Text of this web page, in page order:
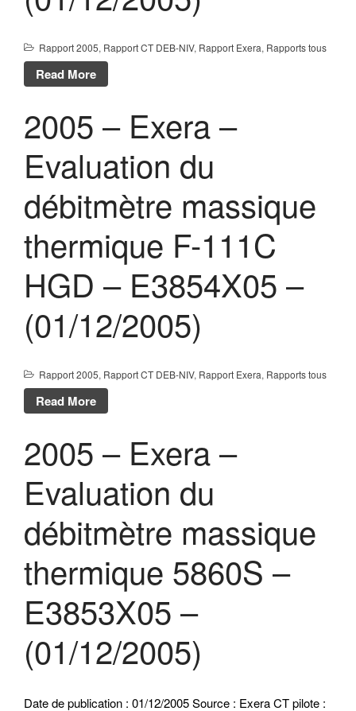
Rapport 2005, Rapport CT DEB-NIV, Rapport Exera, Rapports tous
Read More
2005 – Exera –
Evaluation du
débitmètre massique
thermique F-111C
HGD – E3854X05 –
(01/12/2005)
Rapport 2005, Rapport CT DEB-NIV, Rapport Exera, Rapports tous
Read More
2005 – Exera –
Evaluation du
débitmètre massique
thermique 5860S –
E3853X05 –
(01/12/2005)
Date de publication : 01/12/2005 Source : Exera CT pilote :